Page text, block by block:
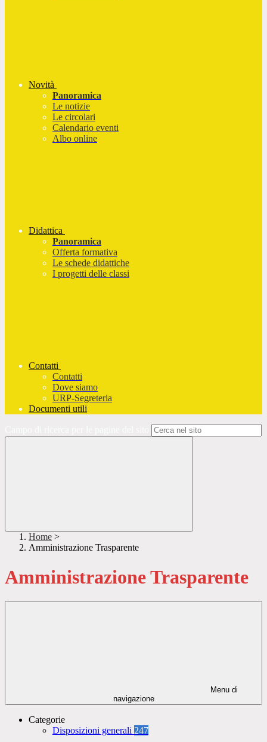
Novità
Panoramica
Le notizie
Le circolari
Calendario eventi
Albo online
Didattica
Panoramica
Offerta formativa
Le schede didattiche
I progetti delle classi
Contatti
Contatti
Dove siamo
URP-Segreteria
Documenti utili
Home >
Amministrazione Trasparente
Amministrazione Trasparente
Menu di
navigazione
Categorie
Disposizioni generali 247